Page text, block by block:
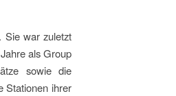
Sie war zuletzt
als Group
sowie die
Stationen ihrer